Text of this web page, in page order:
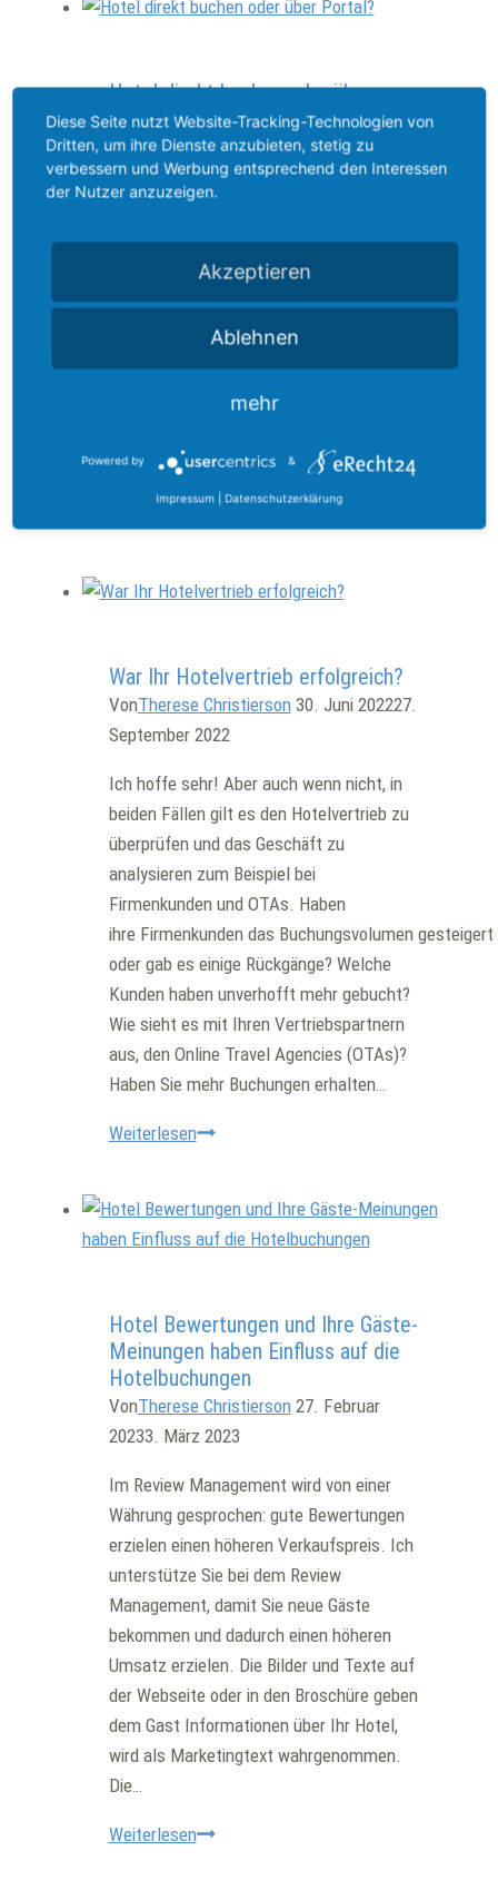
Hotel direkt buchen oder über
Portal?
VonTherese Christierson 1. März 2024
März 2024
kennen Sie es sicherlich, dass Gäste oder
einem anderen Hotel schwärmen, weil es
so freundlich und persönlich war! Gebucht
wird aber über die Portale. Das hat damit
verschiedenen…
oder
Portal?
War Ihr Hotelvertrieb erfolgreich?
VonTherese Christierson 30. Juni 202227.
September 2022
Ich hoffe sehr! Aber auch wenn nicht, in
beiden Fällen gilt es den Hotelvertrieb zu
überprüfen und das Geschäft zu
analysieren zum Beispiel bei
Firmenkunden und OTAs. Haben
ihre Firmenkunden das Buchungsvolumen gesteigert
oder gab es einige Rückgänge? Welche
Kunden haben unverhofft mehr gebucht?
Wie sieht es mit Ihren Vertriebspartnern
aus, den Online Travel Agencies (OTAs)?
Haben Sie mehr Buchungen erhalten…
WeiterlesenWar
erfolgreich?
Hotel Bewertungen und Ihre Gäste-
Meinungen haben Einfluss auf die
Hotelbuchungen
VonTherese Christierson 27. Februar
20233. März 2023
Im Review Management wird von einer
Währung gesprochen: gute Bewertungen
erzielen einen höheren Verkaufspreis. Ich
unterstütze Sie bei dem Review
Management, damit Sie neue Gäste
bekommen und dadurch einen höheren
Umsatz erzielen. Die Bilder und Texte auf
der Webseite oder in den Broschüre geben
dem Gast Informationen über Ihr Hotel,
wird als Marketingtext wahrgenommen.
Die…
WeiterlesenHotel
Diese Seite nutzt Website-Tracking-Technologien von
Dritten, um ihre Dienste anzubieten, stetig zu
verbessern und Werbung entsprechend den Interessen
der Nutzer anzuzeigen.
Akzeptieren
Ablehnen
mehr
Powered by &
Impressum Datenschutzerklärung